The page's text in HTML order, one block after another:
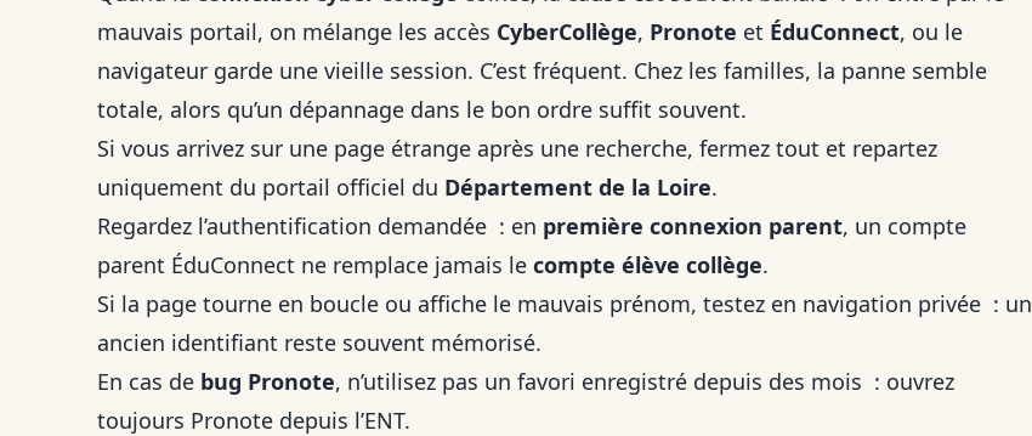
mauvais portail, on mélange les accès CyberCollège, Pronote et ÉduConnect, ou le
navigateur garde une vieille session. C’est fréquent. Chez les familles, la panne semble
totale, alors qu’un dépannage dans le bon ordre suffit souvent.
Si vous arrivez sur une page étrange après une recherche, fermez tout et repartez
uniquement du portail officiel du Département de la Loire.
Regardez l’authentification demandée : en première connexion parent, un compte
parent ÉduConnect ne remplace jamais le compte élève collège.
Si la page tourne en boucle ou affiche le mauvais prénom, testez en navigation privée : un
ancien identifiant reste souvent mémorisé.
En cas de bug Pronote, n’utilisez pas un favori enregistré depuis des mois : ouvrez
toujours Pronote depuis l’ENT.